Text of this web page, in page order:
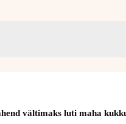
vältimaks luti maha